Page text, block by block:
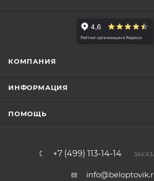
КОМПАНИЯ
ИНФОРМАЦИЯ
ПОМОЩЬ
+7 (499) 113-14-14